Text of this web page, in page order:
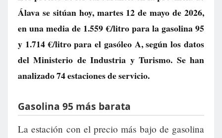
Álava se sitúan hoy, martes 12 de mayo de 2026,
en una media de 1.559 €/litropara la gasolina 95
y 1.714 €/litropara el gasóleo A, según los datos
del Ministerio de Industria y Turismo. Se han
analizado 74 estaciones de servicio.
Gasolina 95 más barata
La estación con el precio más bajo de gasolina